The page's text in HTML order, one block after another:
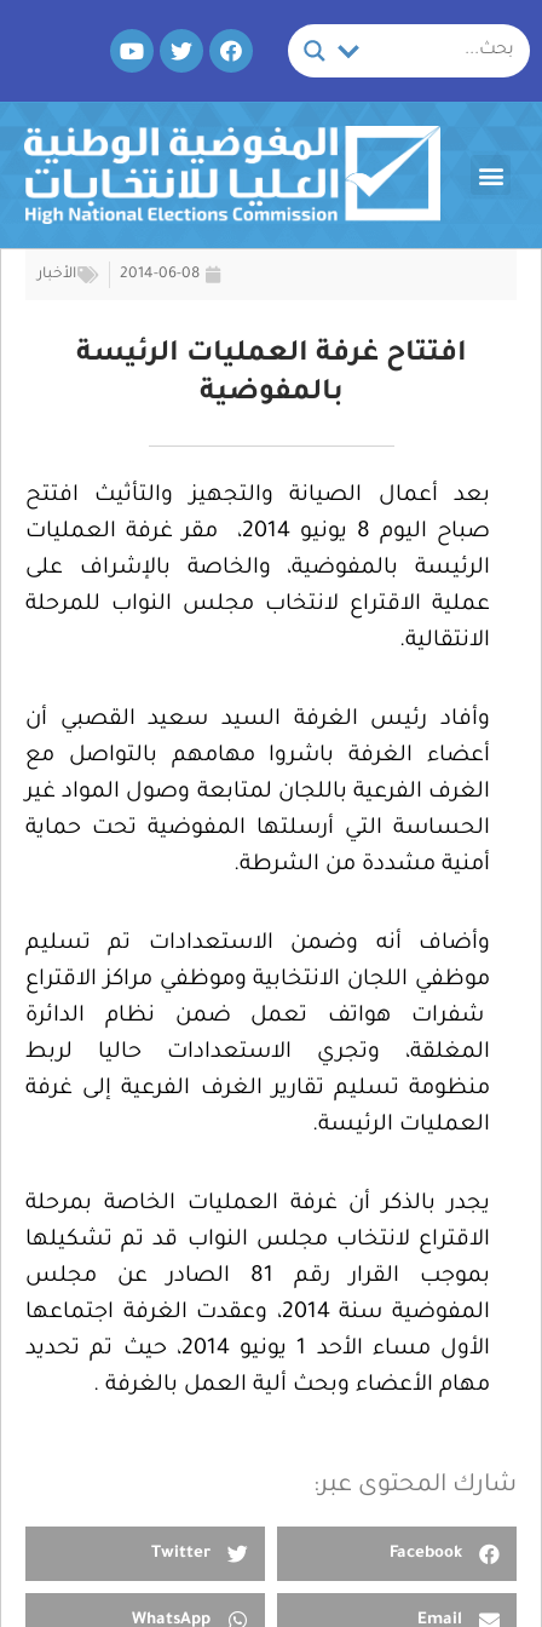
إلى
المحتوى
F
a
e
b
o
o
k
T
w
t
t
e
r
Y
o
t
b
e
Menu
2014-06-08 الأخبار
افتتاح غرفة العمليات الرئيسة
بالمفوضية
بعد أعمال الصيانة والتجهيز والتأثيث افتتح
صباح اليوم 8 يونيو 2014، مقر غرفة العمليات
الرئيسة بالمفوضية، والخاصة بالإشراف على
عملية الاقتراع لانتخاب مجلس النواب للمرحلة
الانتقالية.
وأفاد رئيس الغرفة السيد سعيد القصبي أن
أعضاء الغرفة باشروا مهامهم بالتواصل مع
الغرف الفرعية باللجان لمتابعة وصول المواد غير
الحساسة التي أرسلتها المفوضية تحت حماية
أمنية مشددة من الشرطة.
وأضاف أنه وضمن الاستعدادات تم تسليم
موظفي اللجان الانتخابية وموظفي مراكز الاقتراع
شفرات هواتف تعمل ضمن نظام الدائرة
المغلقة، وتجري الاستعدادات حاليا لربط
منظومة تسليم تقارير الغرف الفرعية إلى غرفة
العمليات الرئيسة.
يجدر بالذكر أن غرفة العمليات الخاصة بمرحلة
الاقتراع لانتخاب مجلس النواب قد تم تشكيلها
بموجب القرار رقم 81 الصادر عن مجلس
المفوضية سنة 2014، وعقدت الغرفة اجتماعها
الأول مساء الأحد 1 يونيو 2014، حيث تم تحديد
مهام الأعضاء وبحث ألية العمل بالغرفة .
شارك المحتوى عبر:
Facebook
Twitter
Email
WhatsApp